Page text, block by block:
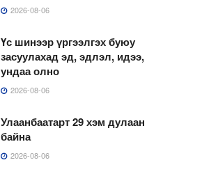
2026-08-06
Үс шинээр үргээлгэх буюу
засуулахад эд, эдлэл, идээ,
ундаа олно
2026-08-06
Улаанбаатарт 29 хэм дулаан
байна
2026-08-06